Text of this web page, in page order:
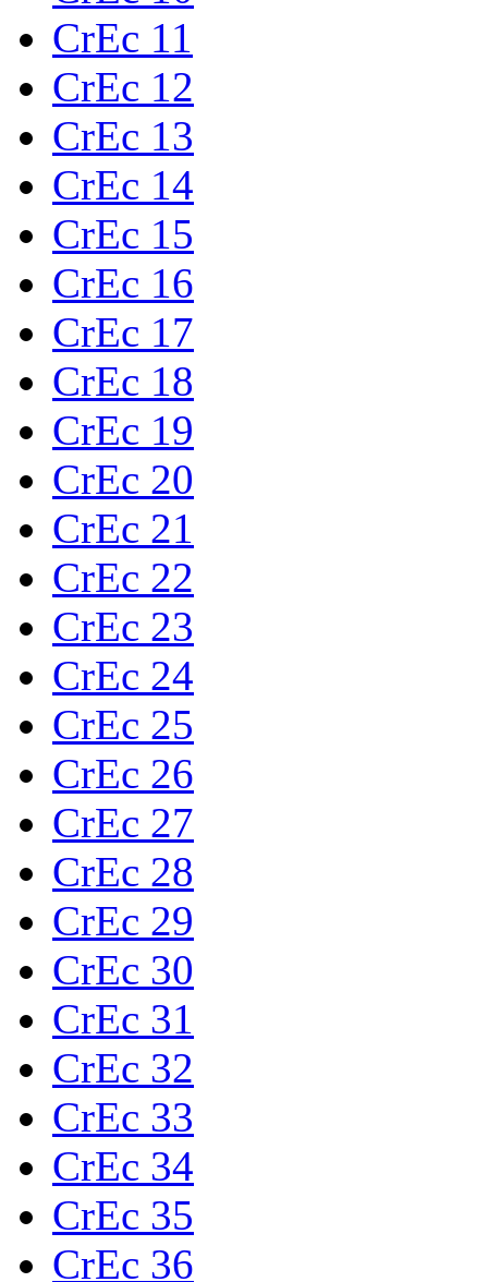
CrEc 11
CrEc 12
CrEc 13
CrEc 14
CrEc 15
CrEc 16
CrEc 17
CrEc 18
CrEc 19
CrEc 20
CrEc 21
CrEc 22
CrEc 23
CrEc 24
CrEc 25
CrEc 26
CrEc 27
CrEc 28
CrEc 29
CrEc 30
CrEc 31
CrEc 32
CrEc 33
CrEc 34
CrEc 35
CrEc 36